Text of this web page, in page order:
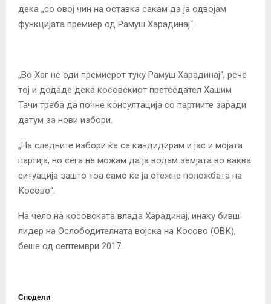
дека „со овој чин на оставка сакам да ја одвојам
функцијата премиер од Рамуш Харадинај“.
„Во Хаг не оди премиерот туку Рамуш Харадинај“, рече
тој и додаде дека косовскиот претседател Хашим
Тачи треба да почне консултација со партиите заради
датум за нови избори.
„На следните избори ќе се кандидирам и јас и мојата
партија, но сега не можам да ја водам земјата во ваква
ситуација зашто тоа само ќе ја отежне положбата на
Косово“.
На чело на косовската влада Харадинај, инаку бивш
лидер на Ослободителната војска на Косово (ОВК),
беше од септември 2017.
Сподели